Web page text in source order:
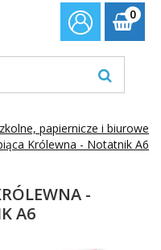
0
papiernicze i biurowe
Królewna - Notatnik A6
-
A6